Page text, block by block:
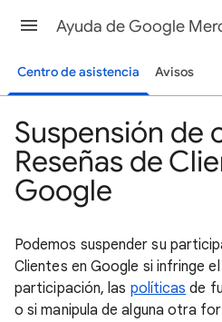
Centro de asistencia Avisos
Suspensión de
Reseñas de
Google
Podemos suspender su
Clientes en Google si infringe
participación, las políticas de
o si manipula de alguna otra